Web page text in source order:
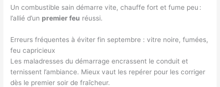
Un combustible sain démarre vite, chauffe fort et fume peu :
l’allié d’un premier feu réussi.
Erreurs fréquentes à éviter fin septembre : vitre noire, fumées,
feu capricieux
Les maladresses du démarrage encrassent le conduit et
ternissent l’ambiance. Mieux vaut les repérer pour les corriger
dès le premier soir de fraîcheur.